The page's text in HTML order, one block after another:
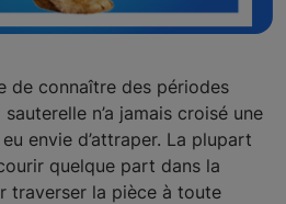
de connaître des périodes
n’a jamais croisé une
eu envie d’attraper. La plupart
quelque part dans la
traverser la pièce à toute